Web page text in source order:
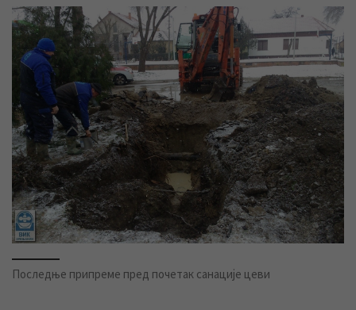
Последње припреме пред почетак санације цеви